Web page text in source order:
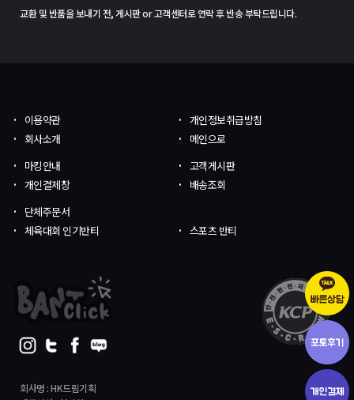
교환 및 반품을 보내기 전, 게시판 or 고객센터로 연락 후 반송 부탁드립니다.
회사명 : HK드림기획
이용약관
개인정보취급방침
회사소개
메인으로
마킹안내
고객게시판
개인결제창
배송조회
단체주문서
체육대회 인기반티
스포츠 반티